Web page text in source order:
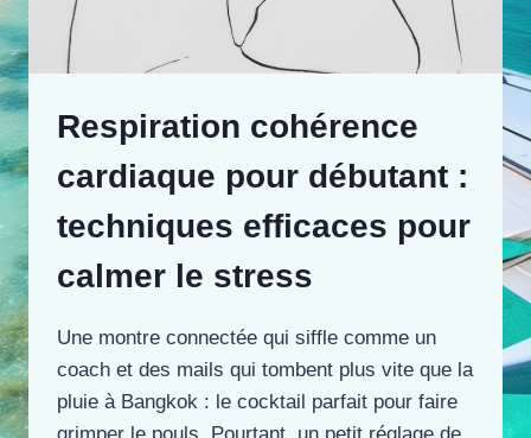
Respiration cohérence
cardiaque pour débutant :
techniques efficaces pour
calmer le stress
Une montre connectée qui siffle comme un
coach et des mails qui tombent plus vite que la
pluie à Bangkok : le cocktail parfait pour faire
grimper le pouls. Pourtant, un petit réglage de